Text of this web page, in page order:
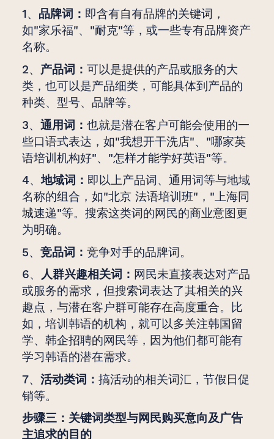
1、 品牌词： 即含有自有品牌的关键词，
如"家乐福"、"耐克"等，或一些专有品牌资产
名称。
2、 产品词： 可以是提供的产品或服务的大
类，也可以是产品细类，可能具体到产品的
种类、型号、品牌等。
3、 通用词： 也就是潜在客户可能会使用的一
些口语式表达，如"我想开干洗店"、"哪家英
语培训机构好"、"怎样才能学好英语"等。
4、地域词： 即以上产品词、通用词等与地域
名称的组合，如"北京 法语培训班"，"上海同
城速递"等。搜索这类词的网民的商业意图更
为明确。
5、 竞品词： 竞争对手的品牌词。
6、 人群兴趣相关词： 网民未直接表达对产品
或服务的需求，但搜索词表达了其相关的兴
趣点，与潜在客户群可能存在高度重合。比
如，培训韩语的机构，就可以多关注韩国留
学、韩企招聘的网民等，因为他们都可能有
学习韩语的潜在需求。
7、 活动类词： 搞活动的相关词汇，节假日促
销等。
步骤三：关键词类型与网民购买意向及广告
主追求的目的